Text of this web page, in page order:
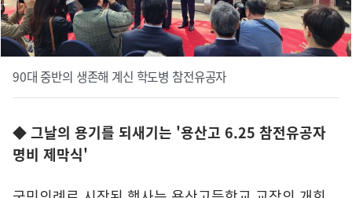
90대 중반의 생존해 계신 학도병 참전유공자
◆ 그날의 용기를 되새기는 '용산고 6.25 참전유공자
명비 제막식'